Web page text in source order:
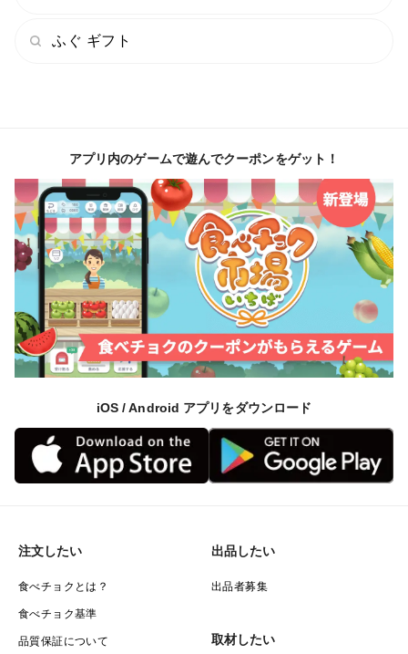
ふぐ ギフト
アプリ内のゲームで遊んでクーポンをゲット！
iOS / Android アプリをダウンロード
注文したい
食べチョクとは？
食べチョク基準
品質保証について
出品したい
出品者募集
取材したい